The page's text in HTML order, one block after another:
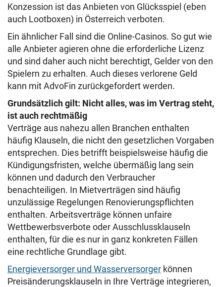
Konzession ist das Anbieten von Glücksspiel (eben
auch Lootboxen) in Österreich verboten.
Ein ähnlicher Fall sind die Online-Casinos. So gut wie
alle Anbieter agieren ohne die erforderliche Lizenz
und sind daher auch nicht berechtigt, Gelder von den
Spielern zu erhalten. Auch dieses verlorene Geld
kann mit AdvoFin zurückgefordert werden.
Grundsätzlich gilt: Nicht alles, was im Vertrag steht,
ist auch rechtmäßig
Verträge aus nahezu allen Branchen enthalten
häufig Klauseln, die nicht den gesetzlichen Vorgaben
entsprechen. Dies betrifft beispielsweise häufig die
Kündigungsfristen, welche übermäßig lang sein
können und dadurch den Verbraucher
benachteiligen. In Mietverträgen sind häufig
unzulässige Regelungen Renovierungspflichten
enthalten. Arbeitsverträge können unfaire
Wettbewerbsverbote oder Ausschlussklauseln
enthalten, für die es nur in ganz konkreten Fällen
eine rechtliche Grundlage gibt.
Energieversorger und Wasserversorger können
Preisänderungsklauseln in Ihre Verträge integrieren,